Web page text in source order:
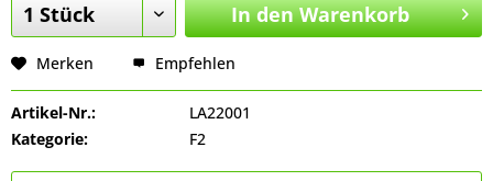
In den Warenkorb
Merken Empfehlen
Artikel-Nr.:
LA22001
Kategorie:
F2